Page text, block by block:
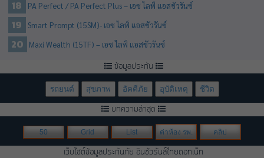
PA Perfect / PA Perfect Plus – เอซ ไลฟ์ แอสชัวรันซ์
Smart Prompt (15SM)- เอซ ไลฟ์ แอสชัวรันซ์
Maxi Wealth (15TF) – เอซ ไลฟ์ แอสชัวรันซ์
ข้อมูลประกัน
รถยนต์ สุขภาพ อัคคีภัย อุบัติเหตุ ชีวิต
บทความล่าสุด
50 Grid List ค่าห้อง รพ. คลิป
เว็บไซต์ข้อมูลประกันภัย อินชัวรันส์ไทยดอทเน็ท